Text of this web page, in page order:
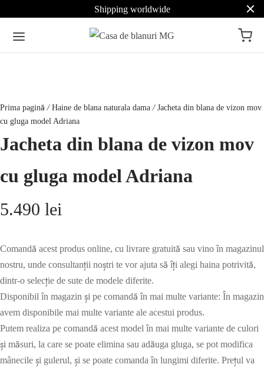
Shipping worldwide
Prima pagină / Haine de blana naturala dama /Jacheta din blana de vizon mov
cu gluga model Adriana
Jacheta din blana de vizon mov
cu gluga model Adriana
5.490 lei
Comandă acest produs online, cu livrare gratuită sau vino în magazinul
nostru, unde consultanții noștri te vor ajuta să îți alegi haina potrivită,
dintr-o selecție de sute de modele diferite.
Disponibil în magazin și pe comandă în mai multe variante: În magazin
avem disponibile mai multe variante ale acestui produs.
Putem realiza pe comandă acest model în mai multe variante de culori
și măsuri, la care se poate elimina sau adăuga gluga, se pot modifica
mânecile și gulerul, și se poate comanda în lungimi diferite. Prețul va